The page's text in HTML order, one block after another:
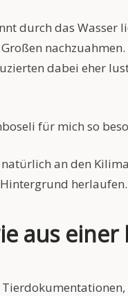
durch das Wasser
dabei eher
für mich so
an den
herlaufen.
aus